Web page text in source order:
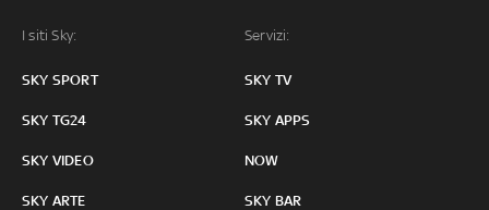
I siti Sky:
SKY SPORT
SKY TG24
SKY VIDEO
SKY ARTE
Servizi:
SKY TV
SKY APPS
NOW
SKY BAR